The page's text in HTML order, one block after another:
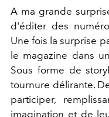
A ma grande
d'éditer des
Une fois la surprise
le magazine dans
Sous forme de
tournure délirante.
participer,
imagination et de